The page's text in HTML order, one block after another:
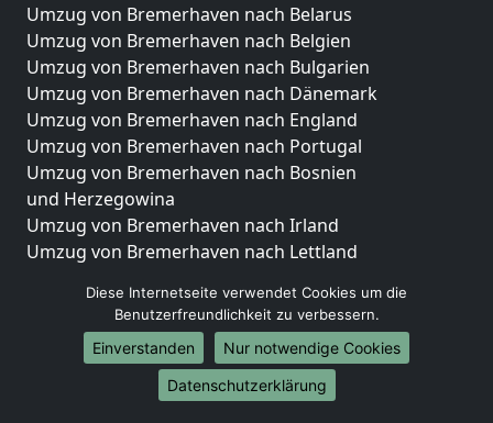
Umzug von Bremerhaven nach Belarus
Umzug von Bremerhaven nach Belgien
Umzug von Bremerhaven nach Bulgarien
Umzug von Bremerhaven nach Dänemark
Umzug von Bremerhaven nach England
Umzug von Bremerhaven nach Portugal
Umzug von Bremerhaven nach Bosnien
und Herzegowina
Umzug von Bremerhaven nach Irland
Umzug von Bremerhaven nach Lettland
Umzug von Bremerhaven nach Kroatien
Umzug von Bremerhaven nach Estland
Umzug von Bremerhaven nach Finnland
Umzug von Bremerhaven nach Frankreich
Umzug von Bremerhaven nach Griechenland
Diese Internetseite verwendet Cookies um die
Benutzerfreundlichkeit zu verbessern.
Einverstanden
Nur notwendige Cookies
Datenschutzerklärung